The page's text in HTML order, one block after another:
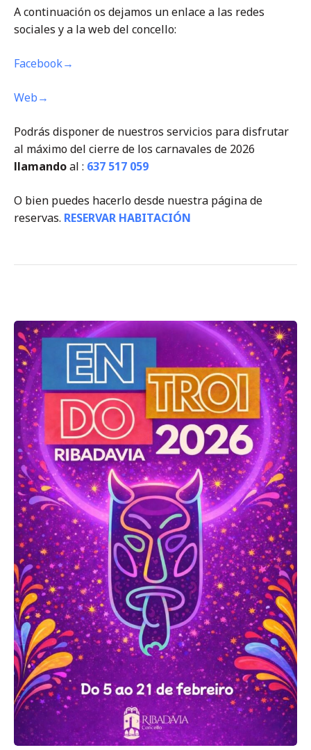
A continuación os dejamos un enlace a las redes
sociales y a la web del concello:
Facebook→
Web→
Podrás disponer de nuestros servicios para disfrutar
al máximo del cierre de los carnavales de 2026
llamandoal : 637 517 059
O bien puedes hacerlo desde nuestra página de
reservas. RESERVAR HABITACIÓN